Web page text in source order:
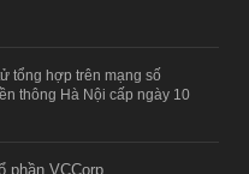
tổng hợp trên mạng số
thông Hà Nội cấp ngày 10
phần VCCorp